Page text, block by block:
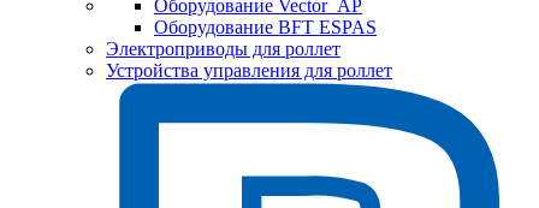
Оборудование Vector_AP
Оборудование BFT ESPAS
Электроприводы для роллет
Устройства управления для роллет